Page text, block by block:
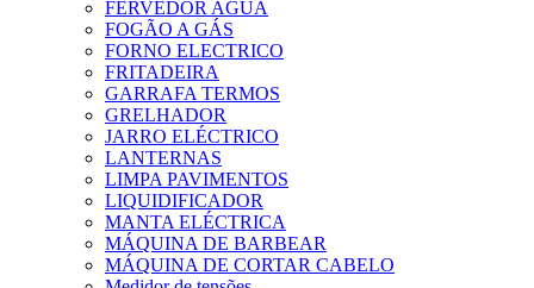
FERVEDOR AGUA
FOGÃO A GÁS
FORNO ELECTRICO
FRITADEIRA
GARRAFA TERMOS
GRELHADOR
JARRO ELÉCTRICO
LANTERNAS
LIMPA PAVIMENTOS
LIQUIDIFICADOR
MANTA ELÉCTRICA
MÁQUINA DE BARBEAR
MÁQUINA DE CORTAR CABELO